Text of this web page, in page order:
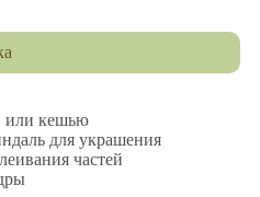
или кешью
для украшения
частей